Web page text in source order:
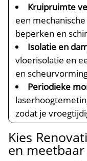
Kruipruimte
een
beperken en
Isolatie en
vloerisolatie en
en
Periodieke
zodat je
Kies
en